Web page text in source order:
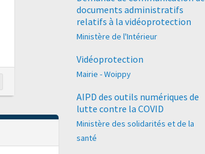
documents administratifs
relatifs à la vidéoprotection
Ministère de l'Intérieur
Vidéoprotection
Mairie - Woippy
AIPD des outils numériques de
lutte contre la COVID
Ministère des solidarités et de la
santé